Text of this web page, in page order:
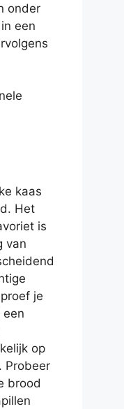
onder
een
kaas
Het
is
van
je
een
op
Probeer
brood